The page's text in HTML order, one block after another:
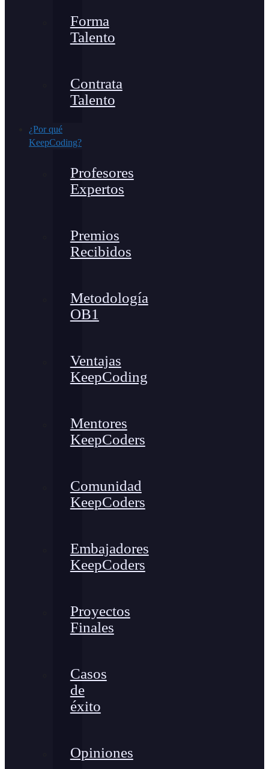
Forma
Talento
Contrata
Talento
¿Por qué
KeepCoding?
Profesores
Expertos
Premios
Recibidos
Metodología
OB1
Ventajas
KeepCoding
Mentores
KeepCoders
Comunidad
KeepCoders
Embajadores
KeepCoders
Proyectos
Finales
Casos
de
éxito
Opiniones